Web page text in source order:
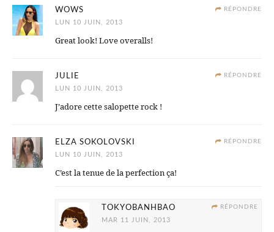
RÉPONDRE
WOWS
LUN 10 JUIN, 2013
Great look! Love overalls!
RÉPONDRE
JULIE
LUN 10 JUIN, 2013
J’adore cette salopette rock !
RÉPONDRE
ELZA SOKOLOVSKI
LUN 10 JUIN, 2013
C’est la tenue de la perfection ça!
RÉPONDRE
TOKYOBANHBAO
MAR 11 JUIN, 2013